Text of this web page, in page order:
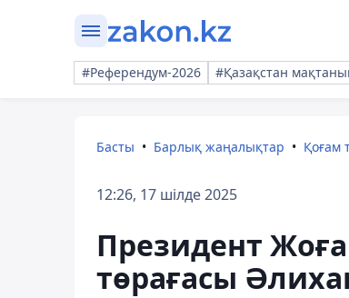
#Референдум-2026 #Қазақстан
Басты Барлық жаңалықтар Қоғам
12:26, 17 шілде 2025
Президент
төрағасы